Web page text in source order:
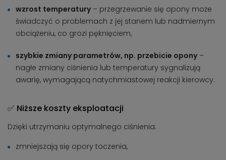
wzrost temperatury – przegrzewanie się opony może
świadczyć o problemach z jej stanem lub nadmiernym
obciążeniu, co grozi pęknięciem,
szybkie zmiany parametrów, np. przebicie opony –
nagłe zmiany ciśnienia lub temperatury sygnalizują
awarię, wymagającą natychmiastowej reakcji kierowcy.
✅ Niższe koszty eksploatacji
Dzięki utrzymaniu optymalnego ciśnienia:
zmniejszają się opory toczenia,